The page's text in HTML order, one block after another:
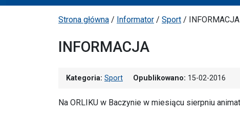
Ścieżka powrotu
Strona główna / Informator / Sport / INFORMACJA
INFORMACJA
Kategoria: Sport Opublikowano: 15-02-2016
Na ORLIKU w Baczynie w miesiącu sierpniu